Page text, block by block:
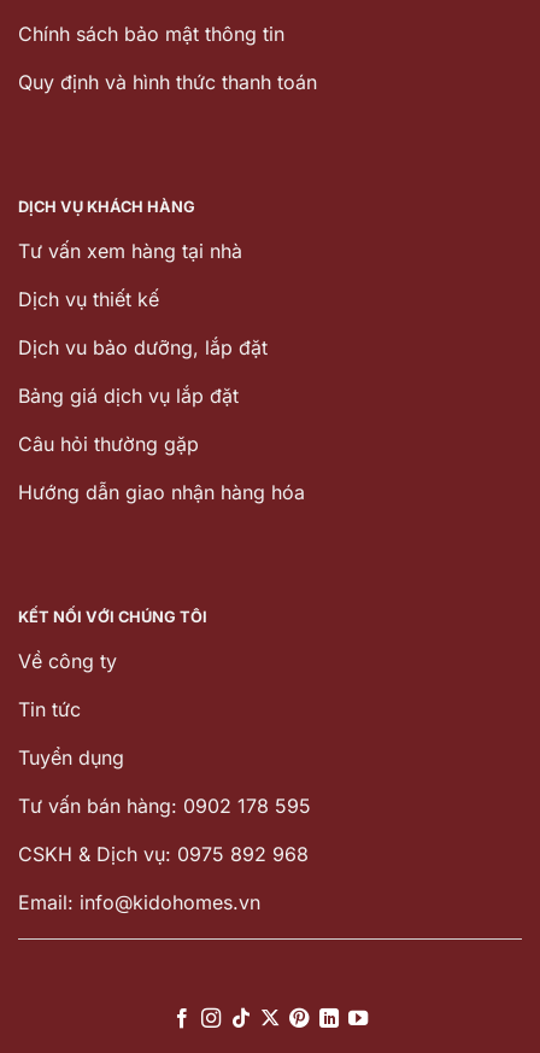
Chính sách bảo mật thông tin
Quy định và hình thức thanh toán
DỊCH VỤ KHÁCH HÀNG
Tư vấn xem hàng tại nhà
Dịch vụ thiết kế
Dịch vu bảo dưỡng, lắp đặt
Bảng giá dịch vụ lắp đặt
Câu hỏi thường gặp
Hướng dẫn giao nhận hàng hóa
KẾT NỐI VỚI CHÚNG TÔI
Về công ty
Tin tức
Tuyển dụng
Tư vấn bán hàng: 0902 178 595
CSKH & Dịch vụ: 0975 892 968
Email: info@kidohomes.vn